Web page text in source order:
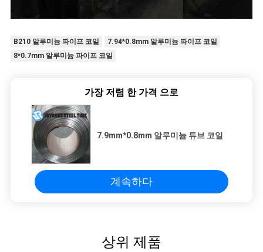
B210 알루미늄 파이프 코일
7.94*0.8mm 알루미늄 파이프 코일
8*0.7mm 알루미늄 파이프 코일
가장 저렴 한 가격 으로
7.9mm*0.8mm 알루미늄 튜브 코일
계속하다
상위 제품